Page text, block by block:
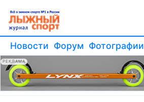
Новости Форум Фотографии
РЕКЛАМА